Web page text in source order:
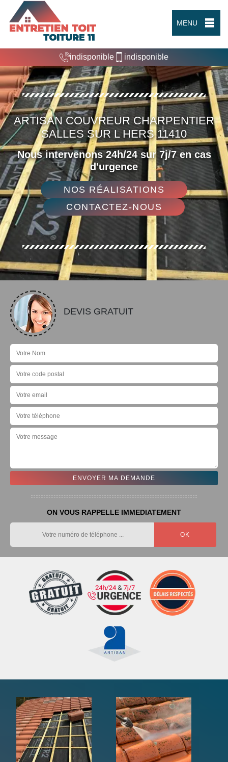
MENU
indisponible indisponible
ARTISAN COUVREUR CHARPENTIER
SALLES SUR L HERS 11410
Nous intervenons 24h/24 sur 7j/7 en cas
d'urgence
NOS RÉALISATIONS
CONTACTEZ-NOUS
DEVIS GRATUIT
ON VOUS RAPPELLE IMMEDIATEMENT